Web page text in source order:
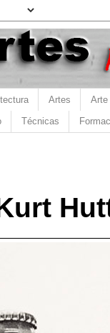
Artes Arte
Técnicas